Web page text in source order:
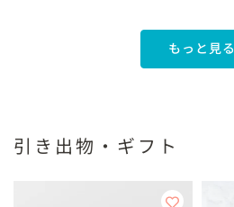
もっと見る
引き出物・ギフト